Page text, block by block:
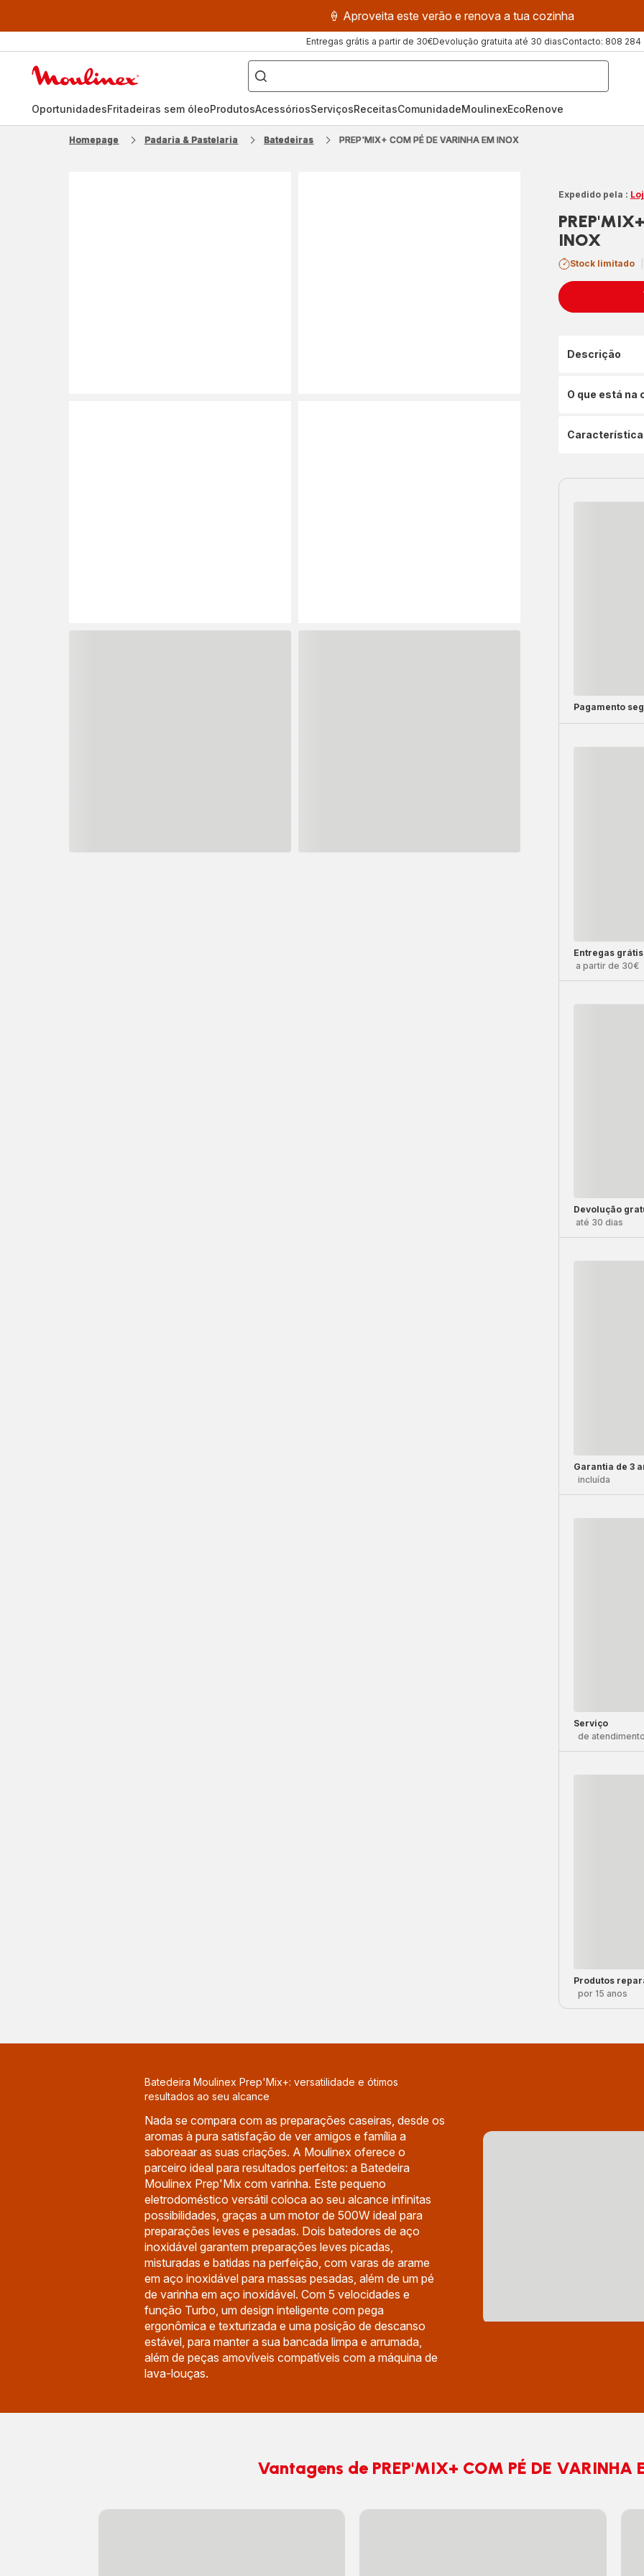
🍦 Aproveita este verão e renova a tua cozinha
Entregas grátis a partir de 30€Devolução gratuita até 30 diasContacto: 808 284
O
que
pretende
procurar?
OportunidadesFritadeiras sem óleoProdutosAcessóriosServiçosReceitasComunidadeMoulinexEcoRenove
Homepage Padaria & Pastelaria Batedeiras PREP'MIX+ COM PÉ DE VARINHA EM INOX
Expedido pela :
INOX
Stock limitado
Descrição
O que está na
Pagamento
Entregas grátis
a partir de 30€
Devolução
até 30 dias
Garantia de 3
incluída
Serviço
de
Produtos
por 15 anos
Batedeira Moulinex Prep'Mix+: versatilidade e ótimos
resultados ao seu alcance
Nada se compara com as preparações caseiras, desde os
aromas à pura satisfação de ver amigos e família a
saboreaar as suas criações. A Moulinex oferece o
parceiro ideal para resultados perfeitos: a Batedeira
Moulinex Prep'Mix com varinha. Este pequeno
eletrodoméstico versátil coloca ao seu alcance infinitas
possibilidades, graças a um motor de 500W ideal para
preparações leves e pesadas. Dois batedores de aço
inoxidável garantem preparações leves picadas,
misturadas e batidas na perfeição, com varas de arame
em aço inoxidável para massas pesadas, além de um pé
de varinha em aço inoxidável. Com 5 velocidades e
função Turbo, um design inteligente com pega
ergonômica e texturizada e uma posição de descanso
estável, para manter a sua bancada limpa e arrumada,
além de peças amovíveis compatíveis com a máquina de
lava-louças.
Vantagens de PREP'MIX+ COM PÉ DE VARINHA